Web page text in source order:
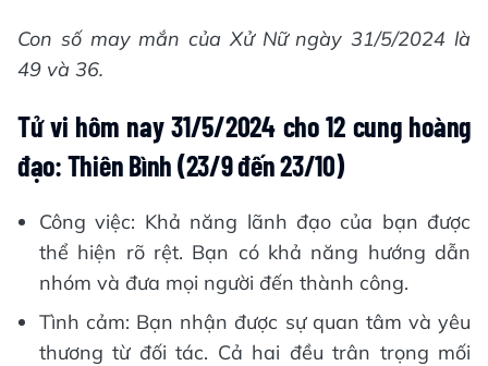
Con số may mắn của Xử Nữ ngày 31/5/2024 là
49 và 36.
Tử vi hôm nay 31/5/2024 cho 12 cung hoàng
đạo: Thiên Bình (23/9 đến 23/10)
Công việc: Khả năng lãnh đạo của bạn được
thể hiện rõ rệt. Bạn có khả năng hướng dẫn
nhóm và đưa mọi người đến thành công.
Tình cảm: Bạn nhận được sự quan tâm và yêu
thương từ đối tác. Cả hai đều trân trọng mối